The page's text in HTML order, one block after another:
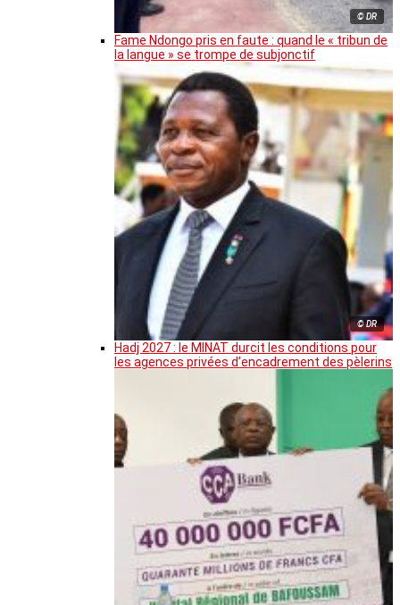
© DR
Fame Ndongo pris en faute : quand le « tribun de
la langue » se trompe de subjonctif
© DR
Hadj 2027 : le MINAT durcit les conditions pour
les agences privées d’encadrement des pèlerins